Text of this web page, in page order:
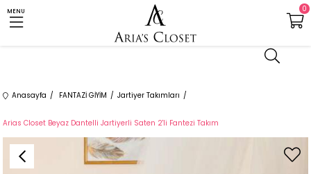
MENU 0
Anasayfa FANTAZİ GİYİM Jartiyer Takımları
Arias Closet Beyaz Dantelli Jartiyerli Saten 2'li Fantezi Takım